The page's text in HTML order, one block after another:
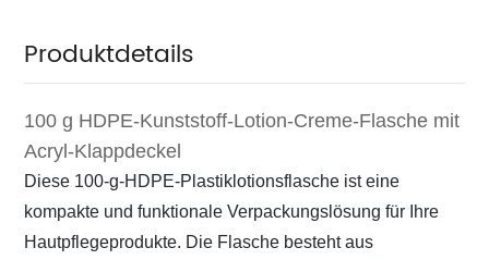
Produktdetails
100 g HDPE-Kunststoff-Lotion-Creme-Flasche mit
Acryl-Klappdeckel
Diese 100-g-HDPE-Plastiklotionsflasche ist eine
kompakte und funktionale Verpackungslösung für Ihre
Hautpflegeprodukte. Die Flasche besteht aus